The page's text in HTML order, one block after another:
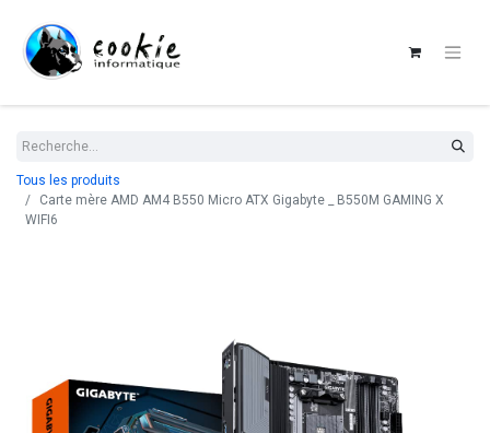
Tous les produits
Carte mère AMD AM4 B550 Micro ATX Gigabyte _ B550M GAMING X
WIFI6